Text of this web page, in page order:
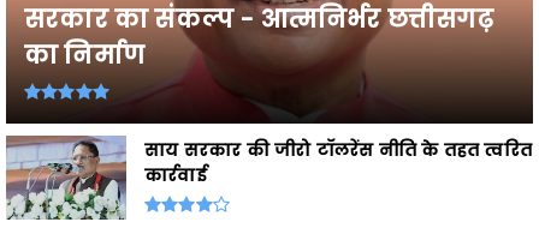
सरकार का संकल्प - आत्मनिर्भर छत्तीसगढ़
का निर्माण
साय सरकार की जीरो टॉलरेंस नीति के तहत त्वरित
कार्रवाई